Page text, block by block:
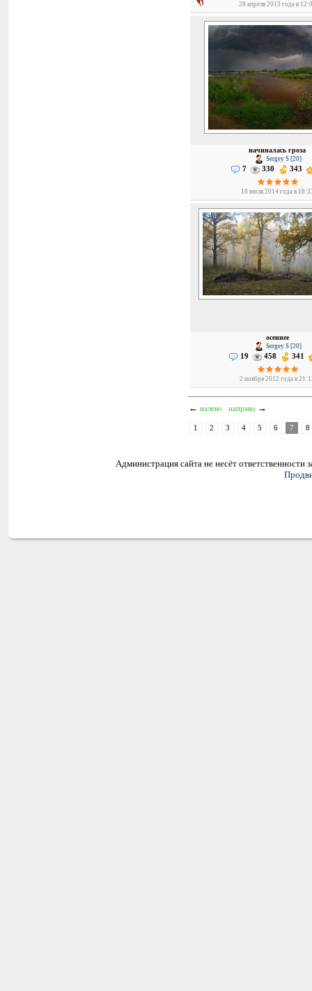
28 апреля 2013 года в
начиналась гроза
Sergey S [20]
7 330 343
18 июля 2014 года в
осеннее
Sergey S [20]
19 458 341
2 ноября 2012 года в
← налево направо →
1 2 3 4 5 6 7 8
Администрация сайта не несёт ответственности